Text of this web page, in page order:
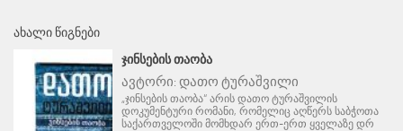
ᲐᲮᲐᲚᲘ ᲬᲘᲒᲜᲔᲑᲘ
ᲯᲘᲜᲡᲔᲑᲘᲡ ᲗᲐᲝᲑᲐ
ავტორი: დათო ტურაშვილი
„ჯინსების თაობა“ არის დათო ტურაშვილის
დოკუმენტური რომანი, რომელიც აღწერს საბჭოთა
საქართველოში მომხდარ ერთ-ერთ ყველაზე დრ